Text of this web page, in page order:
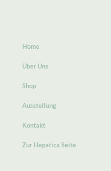
Home
Über Uns
Shop
Ausstellung
Kontakt
Zur Hepatica Seite